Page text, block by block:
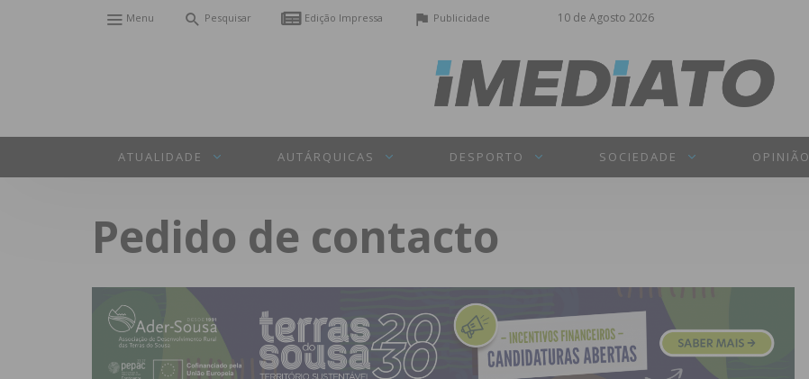
10 de Agosto 2026
Menu Pesquisar Edição Impressa Publicidade
ATUALIDADE AUTÁRQUICAS DESPORTO SOCIEDADE OPINIÃO
Pedido de contacto